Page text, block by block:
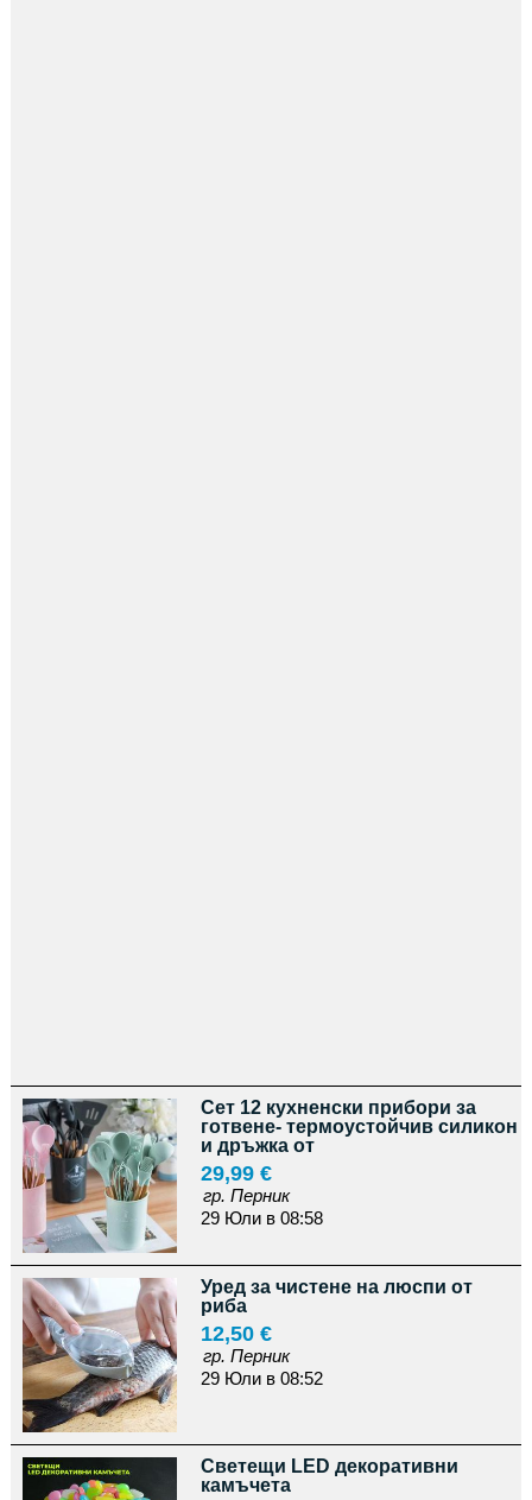
Сет 12 кухненски прибори за
готвене- термоустойчив силикон
и дръжка от
29,99 €
гр. Перник
29 Юли в 08:58
Уред за чистене на люспи от
риба
12,50 €
гр. Перник
29 Юли в 08:52
Светещи LED декоративни
камъчета